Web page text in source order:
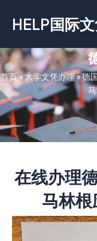
容
HELP国际
首页»大学文凭办理»德
在线办理
马林